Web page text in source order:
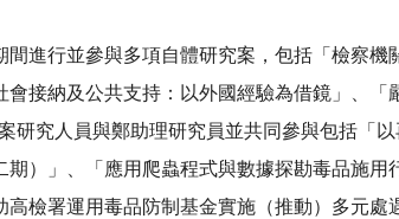
行並參與多項自體研究案，包括「檢察機
會接納及公共支持：以外國經驗為借鏡」、
研究人員與鄭助理研究員並共同參與包括「
）」、「應用爬蟲程式與數據探勘毒品施
檢署運用毒品防制基金實施（推動）多元